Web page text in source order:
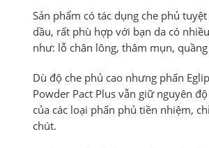
Sản phẩm có tác dụng che phủ
dầu, rất phù hợp với bạn da có
như: lỗ chân lông, thâm mụn,
Dù độ che phủ cao nhưng phấn
Powder Pact Plus vẫn giữ nguyên
của các loại phấn phủ tiền nhiệm,
chút.